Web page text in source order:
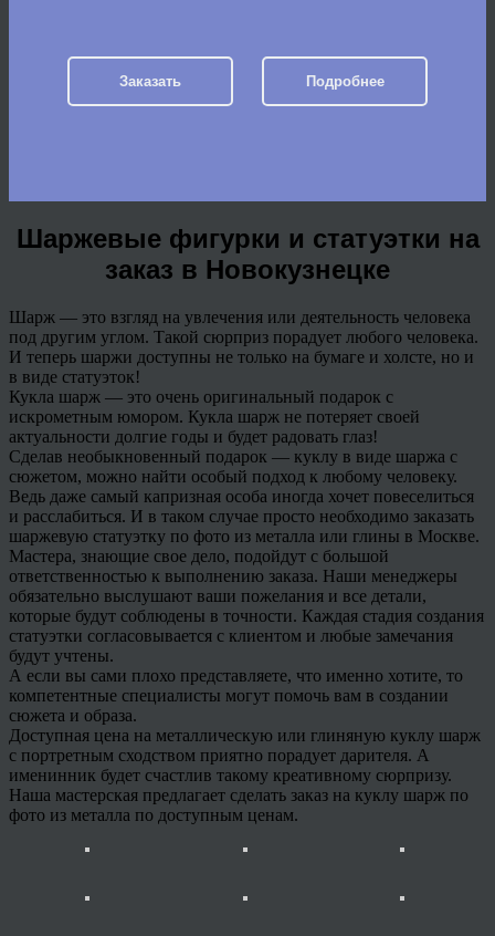
Заказать Подробнее
Шаржевые фигурки и статуэтки на
заказ в Новокузнецке
Шарж — это взгляд на увлечения или деятельность человека
под другим углом. Такой сюрприз порадует любого человека.
И теперь шаржи доступны не только на бумаге и холсте, но и
в виде статуэток!
Кукла шарж — это очень оригинальный подарок с
искрометным юмором. Кукла шарж не потеряет своей
актуальности долгие годы и будет радовать глаз!
Сделав необыкновенный подарок — куклу в виде шаржа с
сюжетом, можно найти особый подход к любому человеку.
Ведь даже самый капризная особа иногда хочет повеселиться
и расслабиться. И в таком случае просто необходимо заказать
шаржевую статуэтку по фото из металла или глины в Москве.
Мастера, знающие свое дело, подойдут с большой
ответственностью к выполнению заказа. Наши менеджеры
обязательно выслушают ваши пожелания и все детали,
которые будут соблюдены в точности. Каждая стадия создания
статуэтки согласовывается с клиентом и любые замечания
будут учтены.
А если вы сами плохо представляете, что именно хотите, то
компетентные специалисты могут помочь вам в создании
сюжета и образа.
Доступная цена на металлическую или глиняную куклу шарж
с портретным сходством приятно порадует дарителя. А
именинник будет счастлив такому креативному сюрпризу.
Наша мастерская предлагает сделать заказ на куклу шарж по
фото из металла по доступным ценам.